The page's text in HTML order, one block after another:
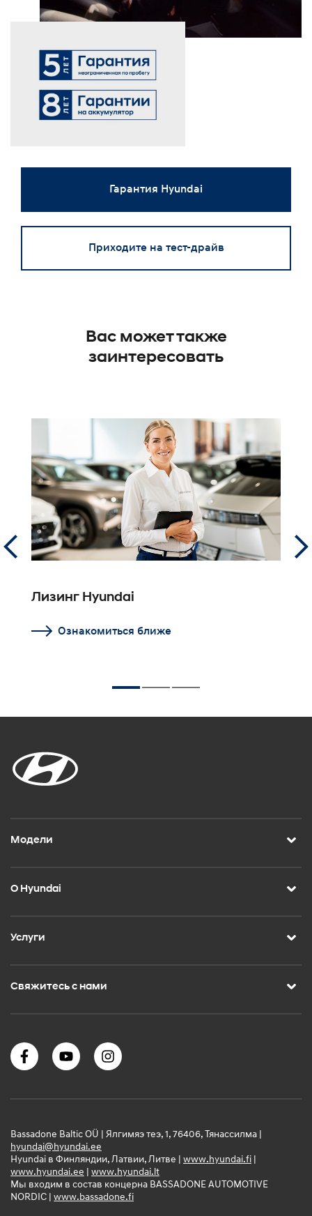
Гарантия Hyundai
Приходите на тест-драйв
Вас может также
заинтересовать
Лизинг Hyundai
Ознакомиться ближе
Модели
О Hyundai
Услуги
Свяжитесь с нами
Bassadone Baltic OÜ | Ялгимяэ теэ, 1, 76406, Тянассилма |
hyundai@hyundai.ee
Hyundai в Финляндии, Латвии, Литве | www.hyundai.fi |
www.hyundai.ee | www.hyundai.lt
Мы входим в состав концерна BASSADONE AUTOMOTIVE
NORDIC | www.bassadone.fi